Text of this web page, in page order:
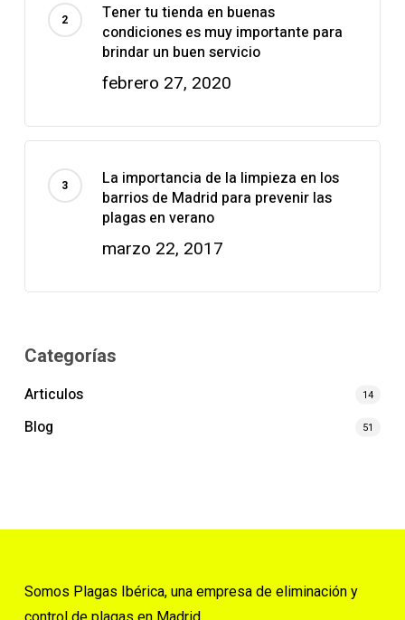
Tener tu tienda en buenas
condiciones es muy importante para
brindar un buen servicio
febrero 27, 2020
La importancia de la limpieza en los
barrios de Madrid para prevenir las
plagas en verano
marzo 22, 2017
Categorías
Articulos
14
Blog 51
Somos Plagas Ibérica, una empresa de eliminación y